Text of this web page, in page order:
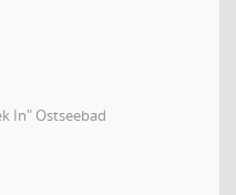
In" Ostseebad